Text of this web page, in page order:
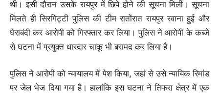
थी। इसी दौरान उसके रायपुर में छिपे होने की सूचना मिली। सूचना
मिलते ही सिरगिट्टी पुलिस की टीम रातोंरात रायपुर रवाना हुई और
घेराबंदी कर आरोपी को गिरफ्तार कर लिया। पुलिस ने आरोपी के कब्जे
से घटना में प्रयुक्त धारदार चाकू भी बरामद कर लिया है।
पुलिस ने आरोपी को न्यायालय में पेश किया, जहां से उसे न्यायिक रिमांड
पर जेल भेज दिया गया है। हालांकि इस घटना ने तिफरा क्षेत्र में एक